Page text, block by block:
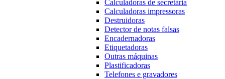
Calculadoras de secretária
Calculadoras impressoras
Destruidoras
Detector de notas falsas
Encadernadoras
Etiquetadoras
Outras máquinas
Plastificadoras
Telefones e gravadores